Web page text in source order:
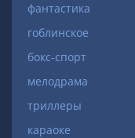
фантастика
гоблинское
бокс-спорт
мелодрама
триллеры
караоке